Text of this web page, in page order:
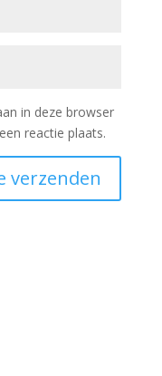
in deze browser
reactie plaats.